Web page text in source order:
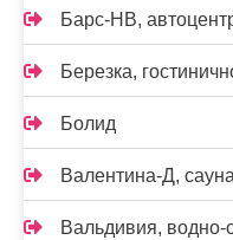
Барс-НВ,
Березка,
Болид
Валентина-Д, сауна
Вальдивия, водно-